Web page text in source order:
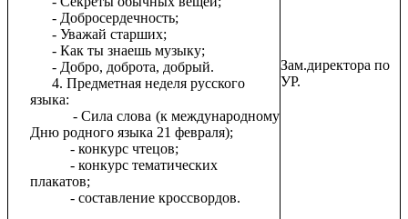
- Добросердечность;
- Уважай старших;
- Как ты знаешь музыку;
- Добро, доброта, добрый.
4. Предметная неделя русского
языка:
- Сила слова (к международному
Дню родного языка 21 февраля);
- конкурс чтецов;
- конкурс тематических
плакатов;
- составление кроссвордов.
Зам.директора по
УР.